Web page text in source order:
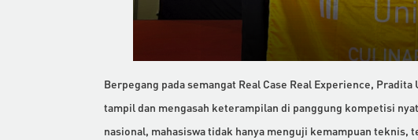
Berpegang pada semangat Real Case Real Experience,
tampil dan mengasah keterampilan di panggung kompetisi
nasional, mahasiswa tidak hanya menguji kemampuan